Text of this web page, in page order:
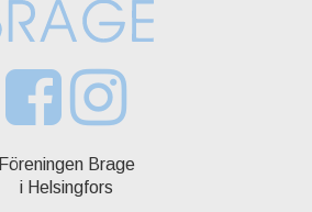
Föreningen Brage
i Helsingfors